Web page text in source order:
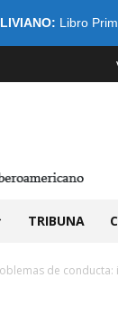
Libro
TRIBUNA
de